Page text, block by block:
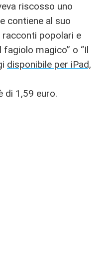
riscosso uno
contiene al suo
popolari e
magico” o “Il
disponibile per iPad,
di 1,59 euro.